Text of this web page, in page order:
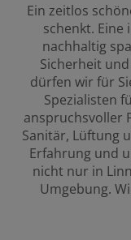
Ein zeitlos
schenkt. Eine
nachhaltig
Sicherheit
dürfen wir für
Spezialisten
anspruchsvoller
Sanitär, Lüftung
Erfahrung und
nicht nur in
Umgebung.